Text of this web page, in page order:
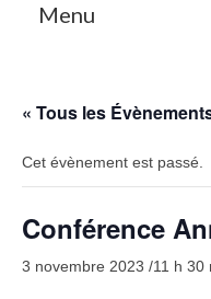
Menu
Agenda
Le Point Commun
« Tous les
Cet évènement est passé.
Conférence
3 novembre 2023 /11 h 30